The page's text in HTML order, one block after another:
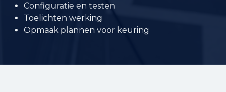
Configuratie en testen
Toelichten werking
Opmaak plannen voor keuring